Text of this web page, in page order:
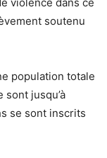
soutenu
population totale
jusqu’à
se sont inscrits